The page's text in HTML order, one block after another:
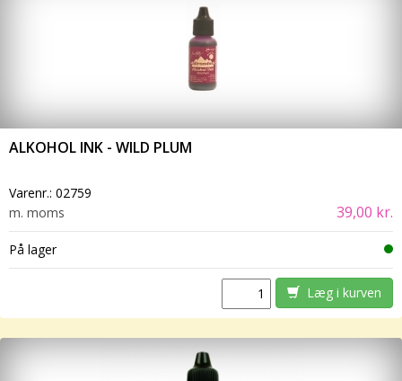
ALKOHOL INK - WILD PLUM
Varenr.: 02759
m. moms
39,00 kr.
På lager
Læg i kurven